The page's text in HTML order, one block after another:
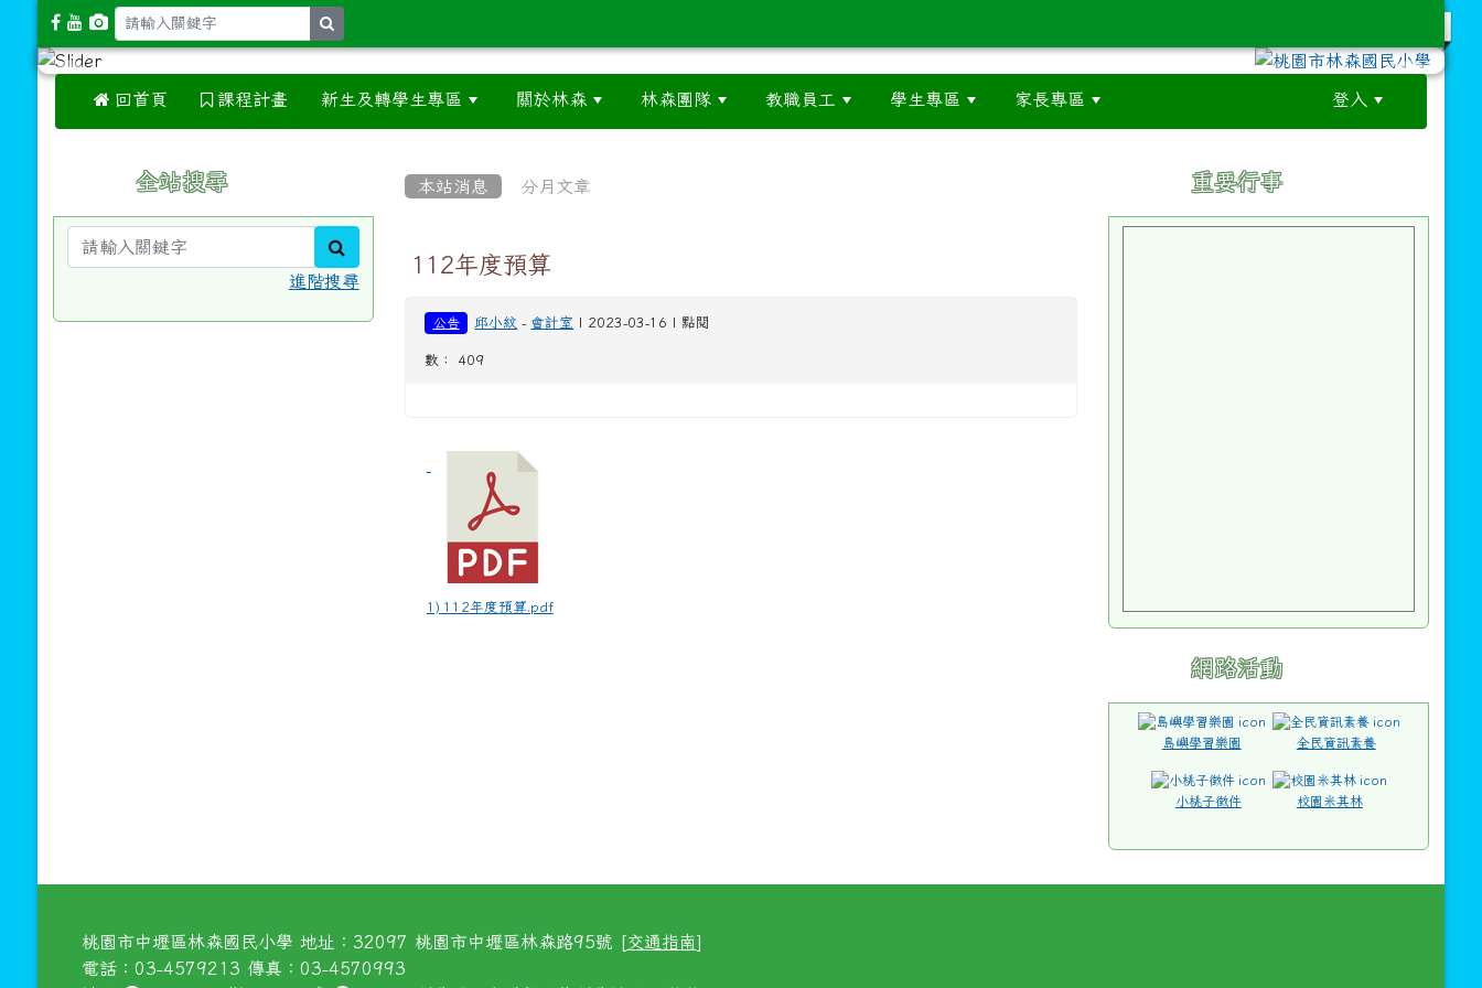
 回首頁 課程計畫 新生及轉學生專區 關於林森 林森團隊 教職員工 學生專區 家長專區 登入
本站消息 分月文章
112年度預算
公告 邱小紋 -會計室 | 2023-03-16 | 點閱
數： 409
1) 112年度預算.pdf
全站搜尋
進階搜尋
重要行事
網路活動
島嶼學習樂園 全民資訊素養
小桃子徵件 校園米其林
桃園市中壢區林森國民小學 地址：32097 桃園市中壢區林森路95號 [交通指南]
電話：03-4579213 傳真：03-4570993